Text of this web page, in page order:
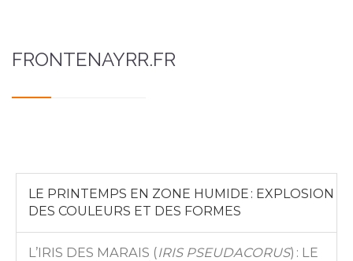
FRONTENAYRR.FR
LE PRINTEMPS EN ZONE HUMIDE : EXPLOSION
DES COULEURS ET DES FORMES
L’IRIS DES MARAIS (IRIS PSEUDACORUS) : LE